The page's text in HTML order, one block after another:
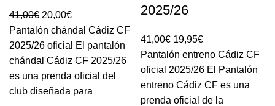
41,00€ 20,00€
Pantalón chándal Cádiz CF
2025/26 oficial El pantalón
chándal Cádiz CF 2025/26
es una prenda oficial del
club diseñada para
2025/26
41,00€ 19,95€
Pantalón entreno Cádiz CF
oficial 2025/26 El Pantalón
entreno Cádiz CF es una
prenda oficial de la